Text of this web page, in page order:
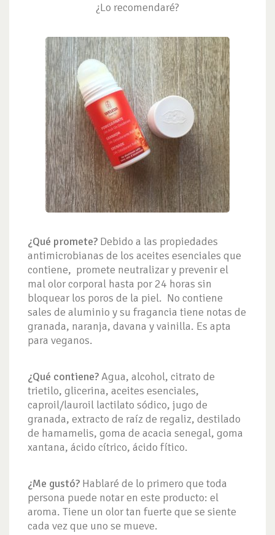
¿Lo recomendaré?
¿Qué promete? Debido a las propiedades
antimicrobianas de los aceites esenciales que
contiene, promete neutralizar y prevenir el
mal olor corporal hasta por 24 horas sin
bloquear los poros de la piel. No contiene
sales de aluminio y su fragancia tiene notas de
granada, naranja, davana y vainilla. Es apta
para veganos.
¿Qué contiene?Agua, alcohol, citrato de
trietilo, glicerina, aceites esenciales,
caproil/lauroil lactilato sódico, jugo de
granada, extracto de raíz de regaliz, destilado
de hamamelis, goma de acacia senegal, goma
xantana, ácido cítrico, ácido fítico.
¿Me gustó? Hablaré de lo primero que toda
persona puede notar en este producto: el
aroma. Tiene un olor tan fuerte que se siente
cada vez que uno se mueve.